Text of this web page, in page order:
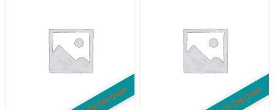
Có Clip Quán Có Clip Quán